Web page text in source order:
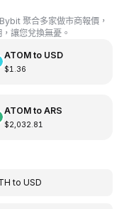
聚合多家做市商報價，
讓您兌換無憂。
ATOMto USD
$1.36
ATOMto ARS
$2,032.81
toUSD